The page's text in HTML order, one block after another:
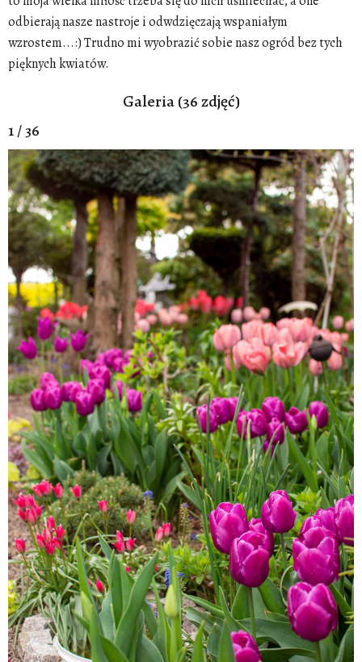
odbierają nasze nastroje i odwdzięczają wspaniałym
wzrostem...:) Trudno mi wyobrazić sobie nasz ogród bez tych
pięknych kwiatów.
Galeria (36 zdjęć)
1 / 36